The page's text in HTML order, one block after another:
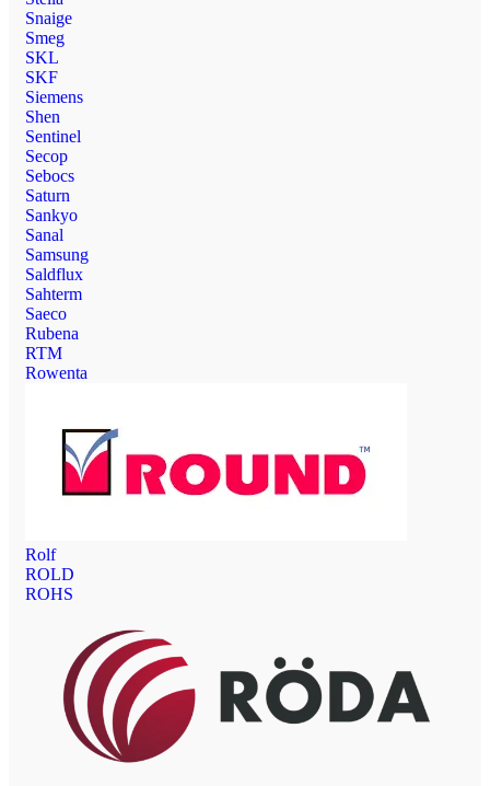
Snaige
Smeg
SKL
SKF
Siemens
Shen
Sentinel
Secop
Sebocs
Saturn
Sankyo
Sanal
Samsung
Saldflux
Sahterm
Saeco
Rubena
RTM
Rowenta
Rolf
ROLD
ROHS